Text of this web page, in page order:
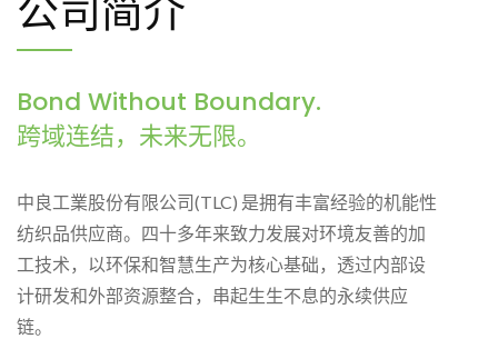
Bond Without Boundary.
跨域连结，未来无限。
中良工業股份有限公司(TLC) 是拥有丰富经验的机能性
纺织品供应商。四十多年来致力发展对环境友善的加
工技术，以环保和智慧生产为核心基础，透过内部设
计研发和外部资源整合，串起生生不息的永续供应
链。